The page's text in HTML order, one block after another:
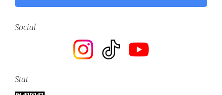
Social
Stat